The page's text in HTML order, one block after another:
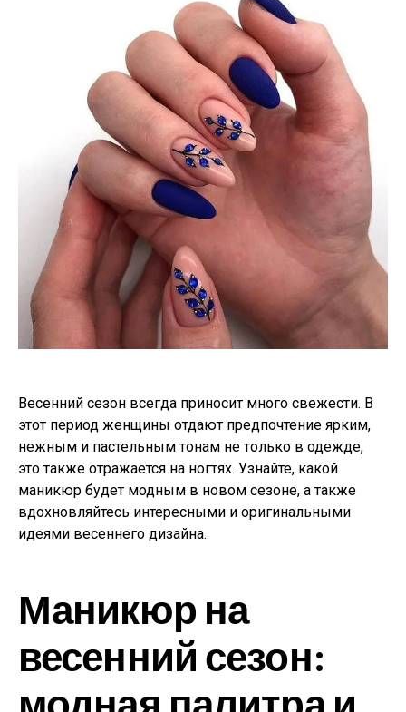
Весенний сезон всегда приносит много свежести. В
этот период женщины отдают предпочтение ярким,
нежным и пастельным тонам не только в одежде,
это также отражается на ногтях. Узнайте, какой
маникюр будет модным в новом сезоне, а также
вдохновляйтесь интересными и оригинальными
идеями весеннего дизайна.
Маникюр на
весенний сезон: